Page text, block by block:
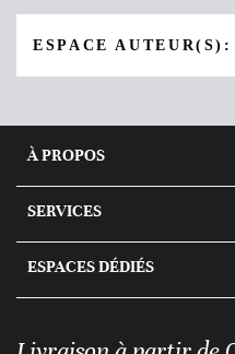
ESPACE
À PROPOS
SERVICES
ESPACES DÉDIÉS